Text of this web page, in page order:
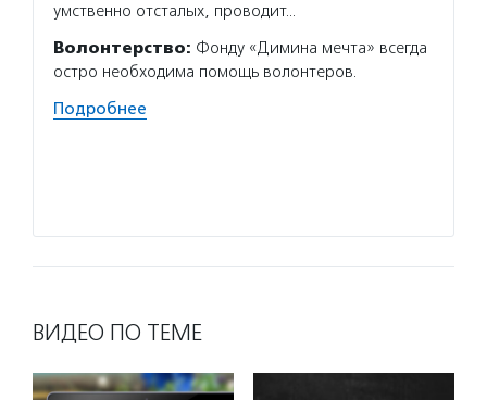
умственно отсталых, проводит…
Волонтерство: Фонду «Димина мечта» всегда
остро необходима помощь волонтеров.
Подробнее
ВИДЕО ПО ТЕМЕ